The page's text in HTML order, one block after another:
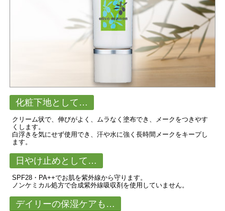
化粧下地として…
クリーム状で、伸びがよく、ムラなく塗布でき、メークをつきやす
くします。
白浮きを気にせず使用でき、汗や水に強く長時間メークをキープし
ます。
日やけ止めとして…
SPF28・PA++でお肌を紫外線から守ります。
ノンケミカル処方で合成紫外線吸収剤を使用していません。
デイリーの保湿ケアも…